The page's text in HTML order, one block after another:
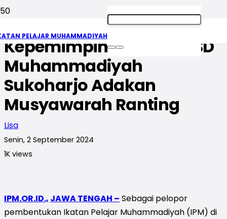
PELAJAR MUHAMMADIYAH
Cetak Kader Berjiwa
Kepemimpinan, PR IPM SD
Muhammadiyah
Sukoharjo Adakan
Musyawarah Ranting
Lisa
Senin, 2 September 2024
1K views
IPM.OR.ID., JAWA TENGAH – Sebagai pelopor
pembentukan Ikatan Pelajar Muhammadiyah (IPM) di